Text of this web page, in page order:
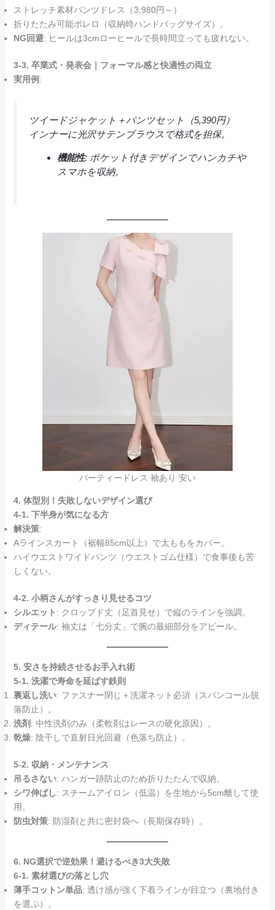
ストレッチ素材パンツドレス（3,980円～）
折りたたみ可能ボレロ（収納時ハンドバッグサイズ）。
NG回避: ヒールは3cmローヒールで長時間立っても疲れない。
3-3. 卒業式・発表会｜フォーマル感と快適性の両立
実用例:
ツイードジャケット＋パンツセット（5,390円）
インナーに光沢サテンブラウスで格式を担保。
機能性: ポケット付きデザインでハンカチや
スマホを収納。
パーティードレス 袖あり 安い
4. 体型別！失敗しないデザイン選び
4-1. 下半身が気になる方
解決策:
Aラインスカート（裾幅85cm以上）で太ももをカバー。
ハイウエストワイドパンツ（ウエストゴム仕様）で食事後も苦
しくない。
4-2. 小柄さんがすっきり見せるコツ
シルエット : クロップド丈（足首見せ）で縦のラインを強調。
ディテール: 袖丈は「七分丈」で腕の最細部分をアピール。
5. 安さを持続させるお手入れ術
5-1. 洗濯で寿命を延ばす鉄則
裏返し洗い: ファスナー閉じ＋洗濯ネット必須（スパンコール脱
落防止）。
洗剤: 中性洗剤のみ（柔軟剤はレースの硬化原因）。
乾燥: 陰干しで直射日光回避（色落ち防止）。
5-2. 収納・メンテナンス
吊るさない: ハンガー跡防止のため折りたたんで収納。
シワ伸ばし: スチームアイロン（低温）を生地から5cm離して使
用。
防虫対策: 防湿剤と共に密封袋へ（長期保存時）。
6. NG選択で逆効果！避けるべき3大失敗
6-1. 素材選びの落とし穴
薄手コットン単品: 透け感が強く下着ラインが目立つ（裏地付き
を選ぶ）。